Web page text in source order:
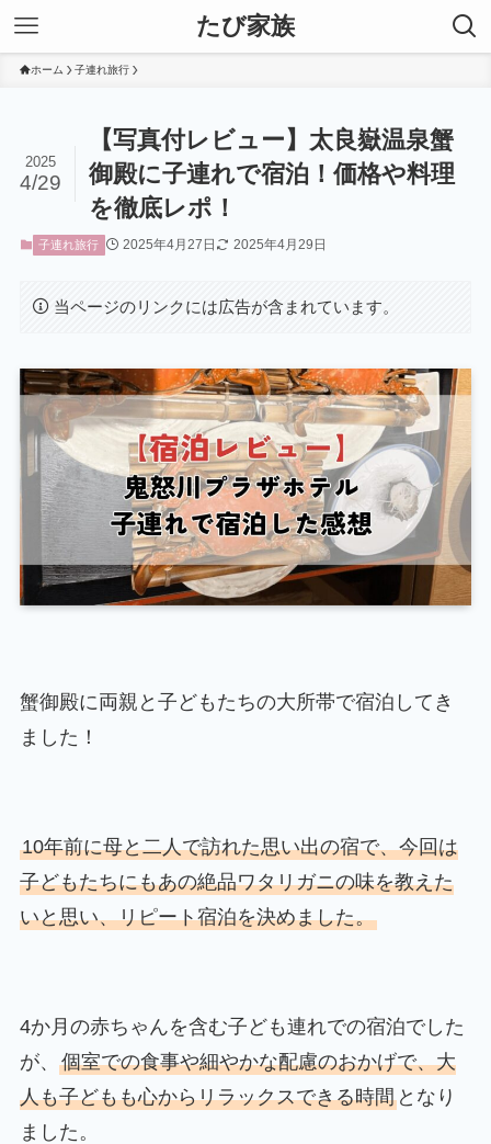
たび家族
ホーム 子連れ旅行
【写真付レビュー】太良嶽温泉蟹
御殿に子連れで宿泊！価格や料理
を徹底レポ！
2025
4/29
子連れ旅行 2025年4月27日 2025年4月29日
当ページのリンクには広告が含まれています。
蟹御殿に両親と子どもたちの大所帯で宿泊してき
ました！
10年前に母と二人で訪れた思い出の宿で、今回は
子どもたちにもあの絶品ワタリガニの味を教えた
いと思い、リピート宿泊を決めました。
4か月の赤ちゃんを含む子ども連れでの宿泊でした
が、 個室での食事や細やかな配慮のおかげで、大
人も子どもも心からリラックスできる時間となり
ました。